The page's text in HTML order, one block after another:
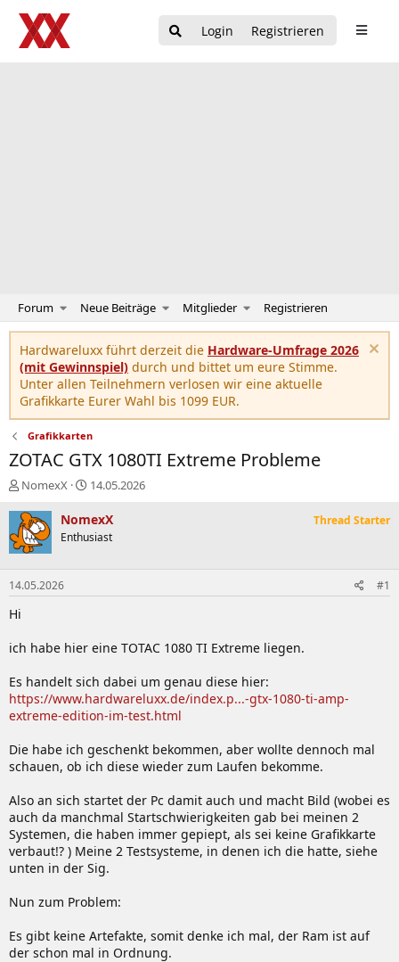
Login Registrieren
Forum Neue Beiträge Mitglieder Registrieren
Hardwareluxx führt derzeit die Hardware-Umfrage 2026
(mit Gewinnspiel) durch und bittet um eure Stimme.
Unter allen Teilnehmern verlosen wir eine aktuelle
Grafikkarte Eurer Wahl bis 1099 EUR.
Grafikkarten
ZOTAC GTX 1080TI Extreme Probleme
E
s
t
e
e
NomexX
E
s
t
t
14.05.2026
NomexX
Enthusiast
Thread Starter
14.05.2026 #1
Hi
ich habe hier eine TOTAC 1080 TI Extreme liegen.
Es handelt sich dabei um genau diese hier:
https://www.hardwareluxx.de/index.p...-gtx-1080-ti-amp-
extreme-edition-im-test.html
Die habe ich geschenkt bekommen, aber wollte dennoch mal
schauen, ob ich diese wieder zum Laufen bekomme.
Also an sich startet der Pc damit auch und macht Bild (wobei es
auch da manchmal Startschwierigkeiten gab bei meinen 2
Systemen, die haben immer gepiept, als sei keine Grafikkarte
verbaut!? ) Meine 2 Testsysteme, in denen ich die hatte, siehe
unten in der Sig.
Nun zum Problem:
Es gibt keine Artefakte, somit denke ich mal, der Ram ist auf
der schon mal in Ordnung.